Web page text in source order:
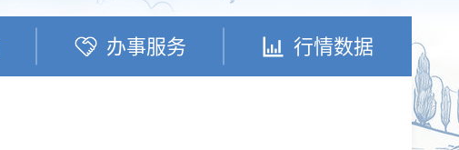
办事服务 行情数据